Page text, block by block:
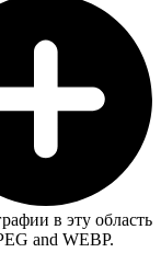
в эту область
and WEBP.